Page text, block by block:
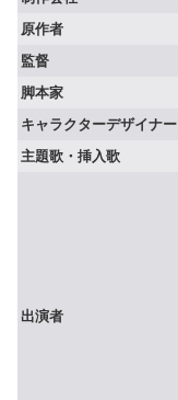
原作者
監督
脚本家
キャラクターデザイナー
主題歌・挿入歌
出演者